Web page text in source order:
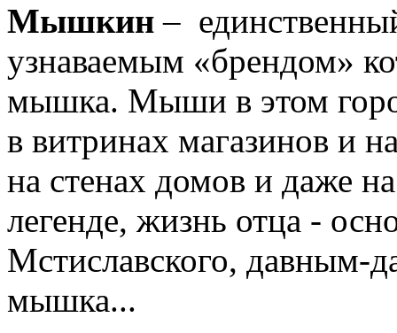
Мышкин –
узнаваемым «брендом»
мышка. Мыши в этом
в витринах магазинов и
на стенах домов и даже
легенде, жизнь отца -
Мстиславского, давным-
мышка...